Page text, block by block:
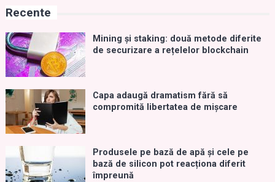
Recente
Mining și staking: două metode diferite
de securizare a rețelelor blockchain
Capa adaugă dramatism fără să
compromită libertatea de mișcare
Produsele pe bază de apă și cele pe
bază de silicon pot reacționa diferit
împreună